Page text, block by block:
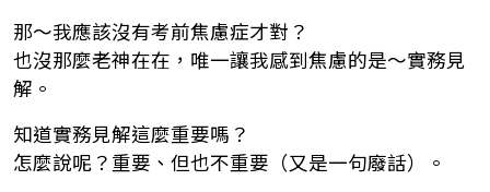
那～我應該沒有考前焦慮症才對？
也沒那麼老神在在，唯一讓我感到焦慮的是～實務見
解。
知道實務見解這麼重要嗎？
怎麼說呢？重要、但也不重要（又是一句廢話）。